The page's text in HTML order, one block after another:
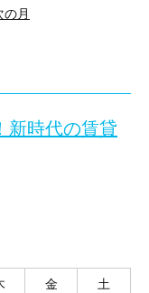
金 土
の月
新時代の賃貸
セミナー